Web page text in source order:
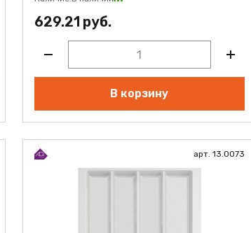
629.21 руб.
В корзину
арт. 13.0073